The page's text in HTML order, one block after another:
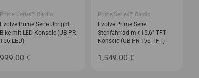
Prime Series™ Cardio
Evolve Prime Serie Upright
Bike mit LED-Konsole (UB-PR-
156-LED)
999.00 €
Prime Series™ Cardio
Evolve Prime Serie
Stehfahrrad mit 15,6″ TFT-
Konsole (UB-PR-156-TFT)
1,549.00 €